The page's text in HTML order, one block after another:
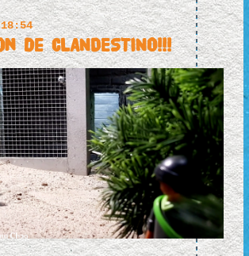
de CLANDESTINO!!!